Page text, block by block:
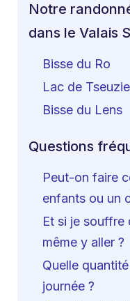
Notre
dans le Valais
Bisse du Ro
Lac de
Bisse du Lens
Questions
Peut-on faire
enfants ou un
Et si je souffre
même y aller ?
Quelle
journée ?